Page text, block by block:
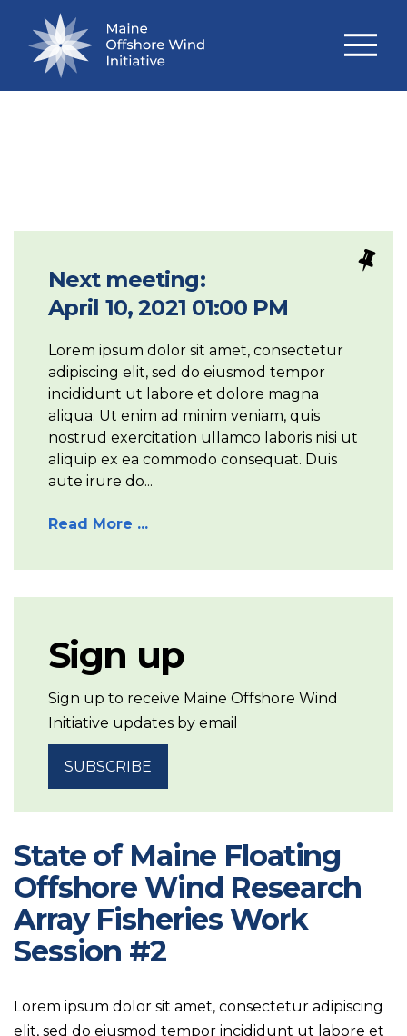
RECENT MEETINGS
Next meeting:
April 10, 2021 01:00 PM
Lorem ipsum dolor sit amet, consectetur
adipiscing elit, sed do eiusmod tempor
incididunt ut labore et dolore magna
aliqua. Ut enim ad minim veniam, quis
nostrud exercitation ullamco laboris nisi ut
aliquip ex ea commodo consequat. Duis
aute irure do...
Read More ...
Sign up
Sign up to receive Maine Offshore Wind
Initiative updates by email
SUBSCRIBE
State of Maine Floating
Offshore Wind Research
Array Fisheries Work
Session #2
Lorem ipsum dolor sit amet, consectetur adipiscing
elit, sed do eiusmod tempor incididunt ut labore et